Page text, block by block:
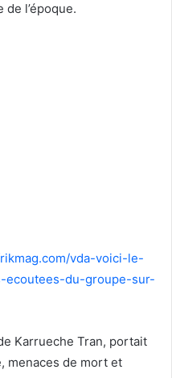
l’époque.
vda-voici-le-
ecoutees-du-groupe-sur-
Karrueche Tran, portait
menaces de mort et